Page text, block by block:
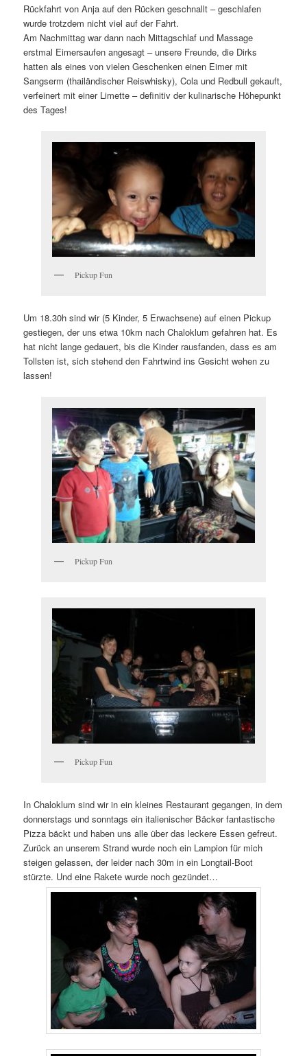
Rückfahrt von Anja auf den Rücken geschnallt – geschlafen
wurde trotzdem nicht viel auf der Fahrt.
Am Nachmittag war dann nach Mittagschlaf und Massage
erstmal Eimersaufen angesagt – unsere Freunde, die Dirks
hatten als eines von vielen Geschenken einen Eimer mit
Sangserm (thailändischer Reiswhisky), Cola und Redbull gekauft,
verfeinert mit einer Limette – definitiv der kulinarische Höhepunkt
des Tages!
Pickup Fun
Um 18.30h sind wir (5 Kinder, 5 Erwachsene) auf einen Pickup
gestiegen, der uns etwa 10km nach Chaloklum gefahren hat. Es
hat nicht lange gedauert, bis die Kinder rausfanden, dass es am
Tollsten ist, sich stehend den Fahrtwind ins Gesicht wehen zu
lassen!
Pickup Fun
Pickup Fun
In Chaloklum sind wir in ein kleines Restaurant gegangen, in dem
donnerstags und sonntags ein italienischer Bäcker fantastische
Pizza bäckt und haben uns alle über das leckere Essen gefreut.
Zurück an unserem Strand wurde noch ein Lampion für mich
steigen gelassen, der leider nach 30m in ein Longtail-Boot
stürzte. Und eine Rakete wurde noch gezündet…